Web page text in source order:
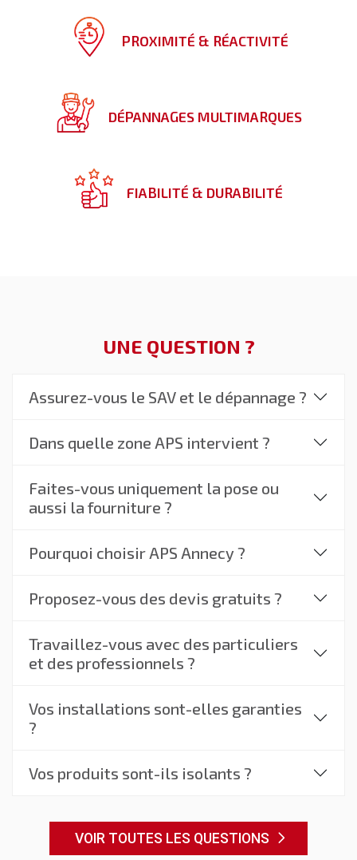
PROXIMITÉ & RÉACTIVITÉ
DÉPANNAGES MULTIMARQUES
FIABILITÉ & DURABILITÉ
UNE QUESTION ?
Assurez-vous le SAV et le dépannage ?
Dans quelle zone APS intervient ?
Faites-vous uniquement la pose ou
aussi la fourniture ?
Pourquoi choisir APS Annecy ?
Proposez-vous des devis gratuits ?
Travaillez-vous avec des particuliers
et des professionnels ?
Vos installations sont-elles garanties
?
Vos produits sont-ils isolants ?
VOIR TOUTES LES QUESTIONS